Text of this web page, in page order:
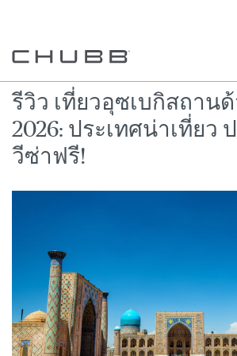
รีวิว เที่ยวอุซเบกิสถานด้
2026: ประเทศน่าเที่ยว
วีซ่าฟรี!